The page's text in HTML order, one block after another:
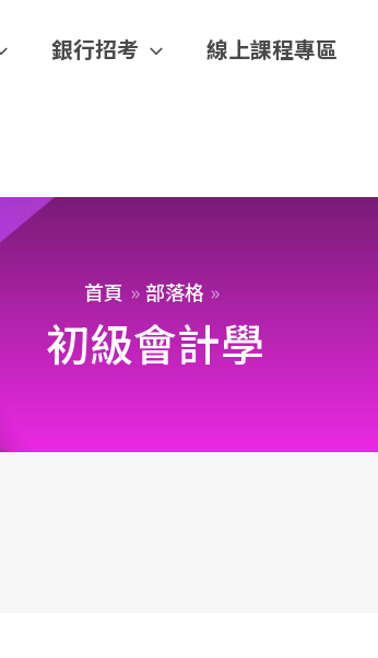
銀行招考 線上課程專區
首頁 部落格
初級會計學